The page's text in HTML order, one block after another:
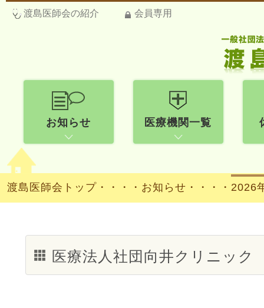
渡島医師会の紹介 会員専用
お知らせ 医療機関一覧
渡島医師会トップ ・・・・ お知らせ・・・・ 2026
医療法人社団向井クリニック